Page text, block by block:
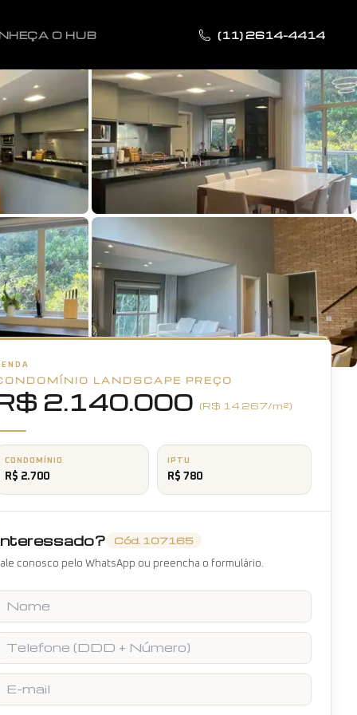
O HUB (11) 2614-4414
+15fotos
LANDSCAPE PREÇO
2.140.000 (R$ 14.267/m²)
CONDOMÍNIO
R$ 2.700
IPTU
R$ 780
Cód. 107165
conosco pelo WhatsApp ou preencha o formulário.
mail